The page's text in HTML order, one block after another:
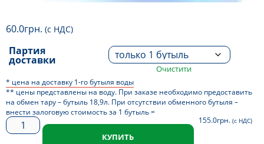
60.0грн. (с НДС)
Партия
доставки
Очистити
* цена на доставку 1-го бутыля воды
** цены представлены на воду. При заказе необходимо предоставить
на обмен тару – бутыль 18,9л. При отсутствии обменного бутыля –
внести залоговую стоимость за 1 бутыль =
155.0грн. (с НДС)
вода
КУПИТЬ